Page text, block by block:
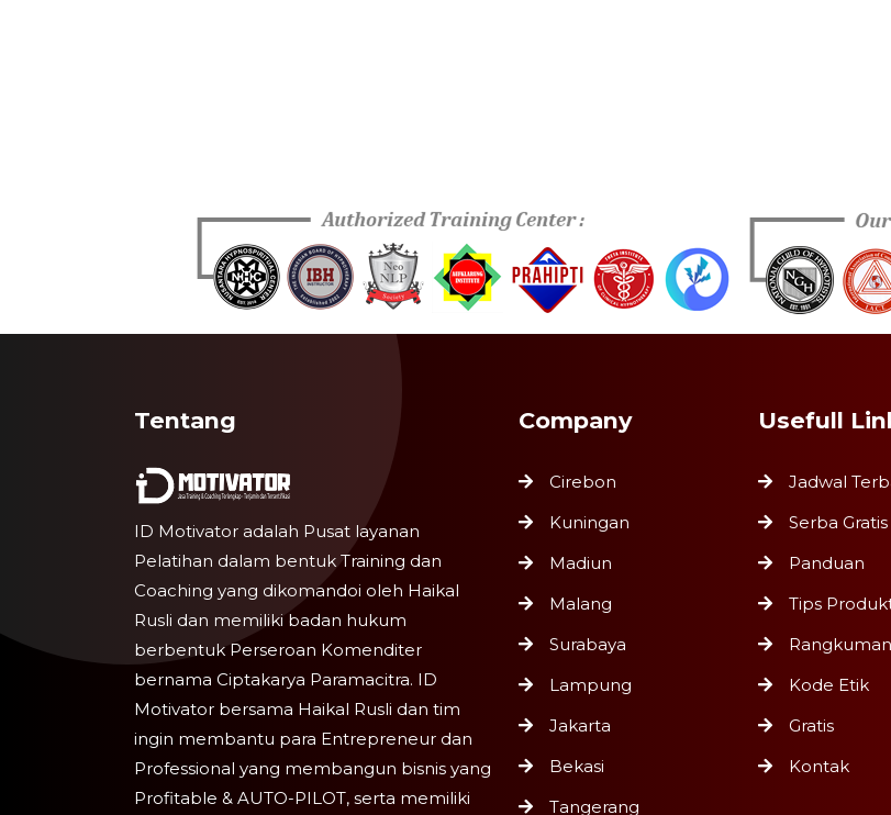
Tentang
ID Motivator adalah Pusat layanan
Pelatihan dalam bentuk Training dan
Coaching yang dikomandoi oleh Haikal
Rusli dan memiliki badan hukum
berbentuk Perseroan Komenditer
bernama Ciptakarya Paramacitra. ID
Motivator bersama Haikal Rusli dan tim
ingin membantu para Entrepreneur dan
Professional yang membangun bisnis yang
Profitable & AUTO-PILOT, serta memiliki
Company
Cirebon
Kuningan
Madiun
Malang
Surabaya
Lampung
Jakarta
Bekasi
Tangerang
Usefull
Jadwal
Serba Gratis
Panduan
Tips
Kode Etik
Gratis
Kontak